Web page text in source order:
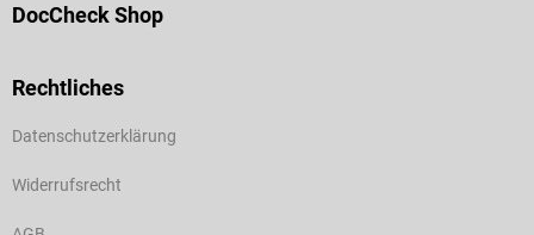
DocCheck Shop
Rechtliches
Datenschutzerklärung
Widerrufsrecht